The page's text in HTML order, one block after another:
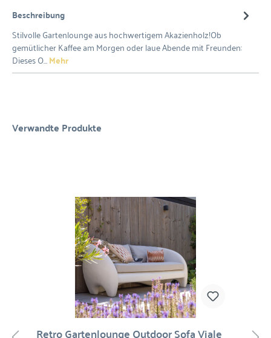
Beschreibung
Stilvolle Gartenlounge aus hochwertigem Akazienholz!Ob
gemütlicher Kaffee am Morgen oder laue Abende mit Freunden:
Dieses O…Mehr
Verwandte Produkte
Retro Gartenlounge Outdoor Sofa Viale